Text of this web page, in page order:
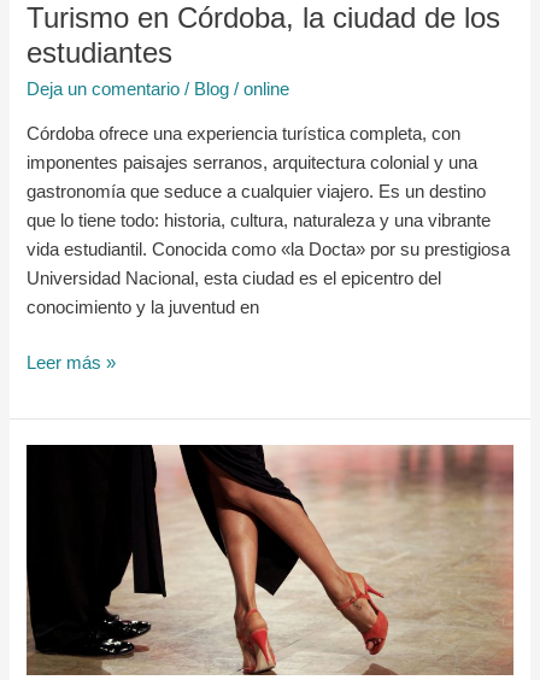
Turismo en Córdoba, la ciudad de los
estudiantes
Deja un comentario / Blog /online
Córdoba ofrece una experiencia turística completa, con
imponentes paisajes serranos, arquitectura colonial y una
gastronomía que seduce a cualquier viajero. Es un destino
que lo tiene todo: historia, cultura, naturaleza y una vibrante
vida estudiantil. Conocida como «la Docta» por su prestigiosa
Universidad Nacional, esta ciudad es el epicentro del
conocimiento y la juventud en
Leer más »
pasión
Argentina